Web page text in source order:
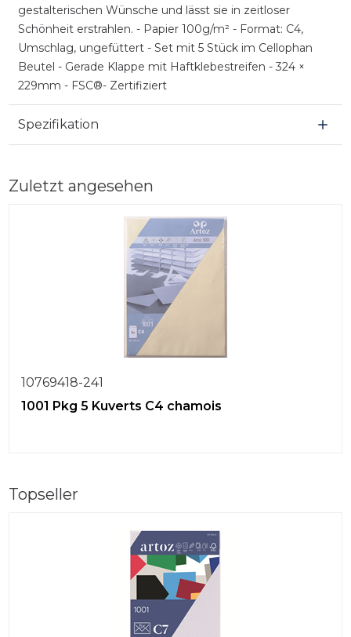
gestalterischen Wünsche und lässt sie in zeitloser
Schönheit erstrahlen. - Papier 100g/m² - Format: C4,
Umschlag, ungefüttert - Set mit 5 Stück im Cellophan
Beutel - Gerade Klappe mit Haftklebestreifen - 324 ×
229mm - FSC®- Zertifiziert
Spezifikation
Zuletzt angesehen
10769418-241
1001 Pkg 5 Kuverts C4 chamois
Topseller